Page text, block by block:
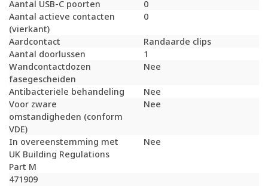
Aantal USB-C poorten
0
Aantal actieve contacten
(vierkant)
0
Aardcontact
Randaarde clips
Aantal doorlussen
1
Wandcontactdozen
fasegescheiden
Nee
Antibacteriële behandeling
Nee
Voor zware
omstandigheden (conform
VDE)
Nee
In overeenstemming met
UK Building Regulations
Part M
Nee
471909